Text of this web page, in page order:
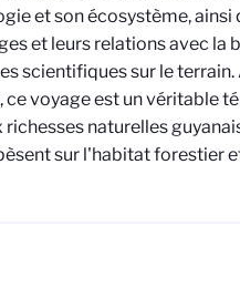
et son écosystème, ainsi
et leurs relations avec la
scientifiques sur le
voyage est un véritable
naturelles
sur l'habitat forestier